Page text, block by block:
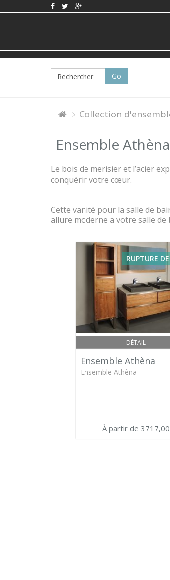
Collection
Ensemble Athèna
Le bois de merisier et l’acier
conquérir votre cœur.
Cette vanité pour la salle de
allure moderne a votre salle
DÉTAIL
RUPTURE
Ensemble Athèna
Ensemble Athèna
À partir de